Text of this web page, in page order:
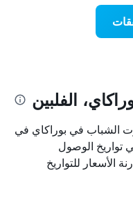
الفلبين
الشباب في بوراكاي في
تواريخ الوصول
الأسعار للتواريخ